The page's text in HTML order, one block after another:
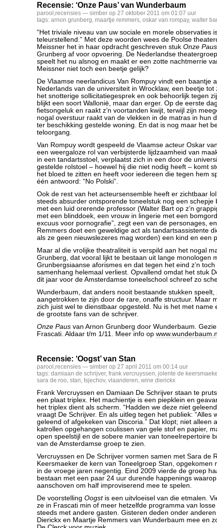
Recensie: ‘Onze Paus’ van Wunderbaum
parool ,recensies — simber op 27 oktober 2011 om 01:07 uur
tags: arnon grunberg, maartje remmers, oskar van rompay, walter
“Het triviale niveau van uw sociale en morele observaties
teleurstellend.” Met deze woorden wees de Poolse
Meissner het in haar opdracht geschreven stuk Onze Paus
Grunberg af voor opvoering. De Nederlandse
speelt het nu alsnog en maakt er een zotte nachtmerrie
Meissner niet toch een beetje gelijk?
De Vlaamse neerlandicus Van Rompuy vindt een baantje
Nederlands van de universiteit in Wrocklaw, een beetje tot
het snotterige sollicitatiegesprek en ook behoorlijk tegen
blijkt een soort Wallonië, maar dan erger. Op de eerste
fietsongeluk en raakt z’n voortanden kwijt, terwijl zijn
nogal overstuur raakt van de vlekken in de matras in hun
ter beschikking gestelde woning. En dat is nog maar het
teloorgang.
Van Rompuy wordt gespeeld de Vlaamse acteur Oskar
een weergaloze rol van verbijsterde lijdzaamheid van
in een tandartsstoel, verplaatst zich in een door de
gestelde rolstoel – hoewel hij die niet nodig heeft – komt
het bloed te zitten en heeft voor iedereen die tegen hem
één antwoord: “No Polski”.
Ook de rest van het acteursensemble heeft er zichtbaar
steeds absurder ontsporende toneelstuk nog een schepje
met een luid orerende professor (Walter Bart op z’n
met een blinddoek, een vrouw in lingerie met een
excuus voor pornografie”, zegt een van de personages,
Remmers doet een geweldige act als tandartsassistente
als ze geen nieuwslezeres mag worden) een kind en een
Maar al die vrolijke theatraliteit is verspild aan het nogal
Grunberg, dat vooral lijkt te bestaan uit lange monologen
Grunbergsiaanse aforismes en dat tegen het eind z’n
samenhang helemaal verliest. Opvallend omdat het stuk
dit jaar voor de Amsterdamse toneelschool schreef zo
Wunderbaum, dat anders nooit bestaande stukken speelt,
aangetrokken te zijn door de rare, onaffe structuur. Maar
zich juist wel te dienstbaar opgesteld. Nu is het met name
de grootste fans van de schrijver.
Onze Paus van Arnon Grunberg door Wunderbaum.
Frascati. Aldaar t/m 1/11. Meer info op
Recensie: ‘Oogst’ van Stan
parool ,recensies — simber op 27 april 2011 om 00:14 uur
tags: damiaan de schrijver, frank vercruyssen, jolente de
sara de roo, stan, tsjechov, vlaanderen, wine dierickx
Frank Vercruyssen en Damiaan De Schrijver staan te
een plaat triplex. Het machientje is een piepklein en
het triplex dient als scherm. “Hadden we deze niet
vraagt De Schrijver. En als uitleg tegen het publiek: “Alles
geleend of afgekeken van Discoria.” Dat klopt; niet alleen
katrollen opgehangen coulissen van gele stof en papier,
open speelstijl en de sobere manier van toneelrepertoire
van de Amsterdamse groep te zien.
Vercruyssen en De Schrijver vormen samen met Sara de
Keersmaeker de kern van Toneelgroep Stan, opgekomen
in de vroege jaren negentig. Eind 2009 vierde de groep
bestaan met een paar 24 uur durende happenings
aanschoven om half improviserend mee te spelen.
De voorstelling Oogstis een uitvloeisel van die etmalen.
ze in Frascati min of meer hetzelfde programma van
steeds met andere gasten. Gisteren deden onder
Dierickx en Maartje Remmers van Wunderbaum mee en